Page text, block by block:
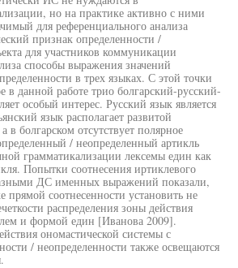
но на практике активно с ними
для референциального анализа
признак определенности /
для участников коммуникации
способы выражения значений
в трех языках. С этой точки
в данной работе трио болгарский-русский-
особый интерес. Русский язык является
язык располагает развитой
в болгарском отсутствует полярное
/ неопределенный артикль
грамматикализации лексемы един как
Попытки соотнесения иртиклевого
ДС именных выражений показали,
прямой соотнесенности установить не
распределения зоны действия
и формой един [Иванова 2009].
ономастической системы с
/ неопределенности также освещаются